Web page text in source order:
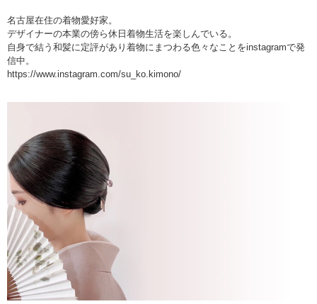
名古屋在住の着物愛好家。
デザイナーの本業の傍ら休日着物生活を楽しんでいる。
自身で結う和髪に定評があり着物にまつわる色々なことをinstagramで発
信中。
https://www.instagram.com/su_ko.kimono/